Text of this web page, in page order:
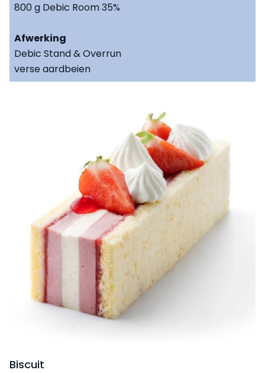
800 g Debic Room 35%
Afwerking
Debic Stand & Overrun
verse aardbeien
Biscuit